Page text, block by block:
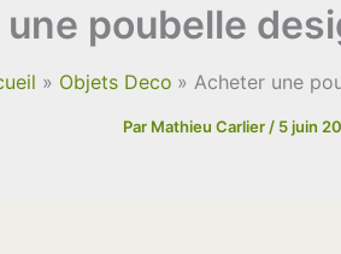
poubelle
Objets Deco Acheter une
Par Mathieu Carlier / 5 juin